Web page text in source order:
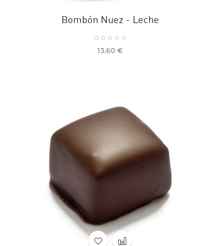
Bombón Nuez - Leche
Precio
13,60 €